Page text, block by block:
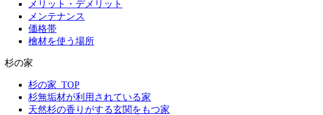
メリット・デメリット
メンテナンス
価格帯
檜材を使う場所
杉の家
杉の家_TOP
杉無垢材が利用されている家
天然杉の香りがする玄関をもつ家